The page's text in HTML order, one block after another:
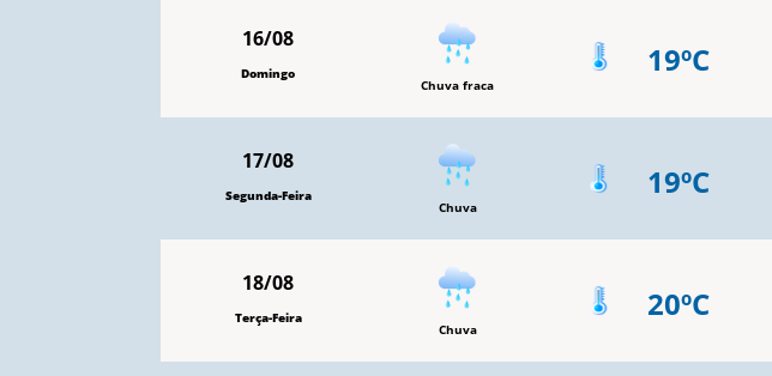
16/08
Domingo
Chuva fraca
19ºC
17/08
Segunda-Feira
Chuva
19ºC
18/08
Terça-Feira
Chuva
20ºC